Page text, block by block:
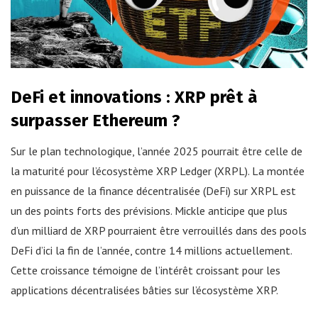
DeFi et innovations : XRP prêt à
surpasser Ethereum ?
Sur le plan technologique, l’année 2025 pourrait être celle de
la maturité pour l’écosystème XRP Ledger (XRPL). La montée
en puissance de la finance décentralisée (DeFi) sur XRPL est
un des points forts des prévisions. Mickle anticipe que plus
d’un milliard de XRP pourraient être verrouillés dans des pools
DeFi d’ici la fin de l’année, contre 14 millions actuellement.
Cette croissance témoigne de l’intérêt croissant pour les
applications décentralisées bâties sur l’écosystème XRP.